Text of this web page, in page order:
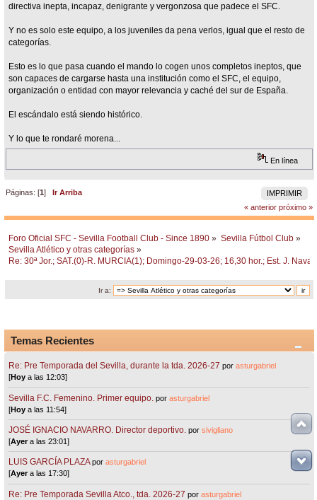
directiva inepta, incapaz, denigrante y vergonzosa que padece el SFC.
Y no es solo este equipo, a los juveniles da pena verlos, igual que el resto de
categorías.
Esto es lo que pasa cuando el mando lo cogen unos completos ineptos, que
son capaces de cargarse hasta una institución como el SFC, el equipo,
organización o entidad con mayor relevancia y caché del sur de España.
El escándalo está siendo histórico.
Y lo que te rondaré morena...
En línea
IMPRIMIR
Páginas: [1]Ir Arriba
« anterior próximo »
Foro Oficial SFC - Sevilla Football Club - Since 1890 » Sevilla Fútbol Club »
Sevilla Atlético y otras categorías »
Re: 30ª Jor.; SAT.(0)-R. MURCIA(1); Domingo-29-03-26; 16,30 hor.; Est. J.
Ir a:
Temas Recientes
Re: Pre Temporada del Sevilla, durante la tda. 2026-27 porasturgabriel
[Hoy a las 12:03]
Sevilla F.C. Femenino. Primer equipo. porasturgabriel
[Hoy a las 11:54]
JOSÉ IGNACIO NAVARRO. Director deportivo. porsivigliano
[Ayera las 23:01]
LUIS GARCÍA PLAZA porasturgabriel
[Ayera las 17:30]
Re: Pre Temporada Sevilla Atco., tda. 2026-27 porasturgabriel